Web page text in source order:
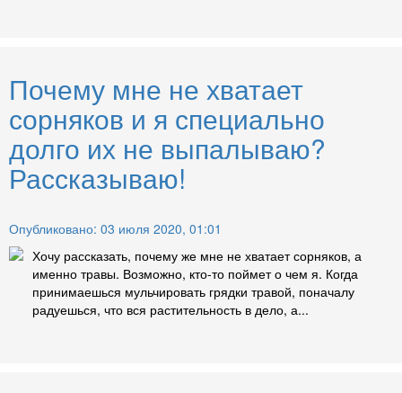
Почему мне не хватает
сорняков и я специально
долго их не выпалываю?
Рассказываю!
Опубликовано: 03 июля 2020, 01:01
Хочу рассказать, почему же мне не хватает сорняков, а
именно травы. Возможно, кто-то поймет о чем я. Когда
принимаешься мульчировать грядки травой, поначалу
радуешься, что вся растительность в дело, а...